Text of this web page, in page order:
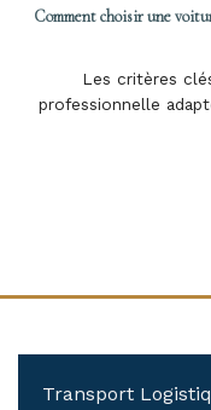
Comment choisir une
Les critères
professionnelle
Transport